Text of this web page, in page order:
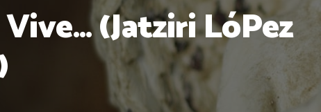
(Jatziri LóPez